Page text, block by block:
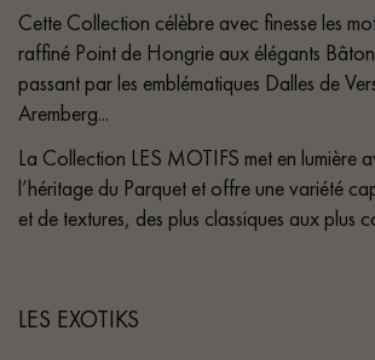
Cette Collection célèbre avec finesse les
raffiné Point de Hongrie aux élégants
passant par les emblématiques Dalles de
Aremberg...
La Collection LES MOTIFS met en lumière
l’héritage du Parquet et offre une variété
et de textures, des plus classiques aux plus
LES EXOTIKS